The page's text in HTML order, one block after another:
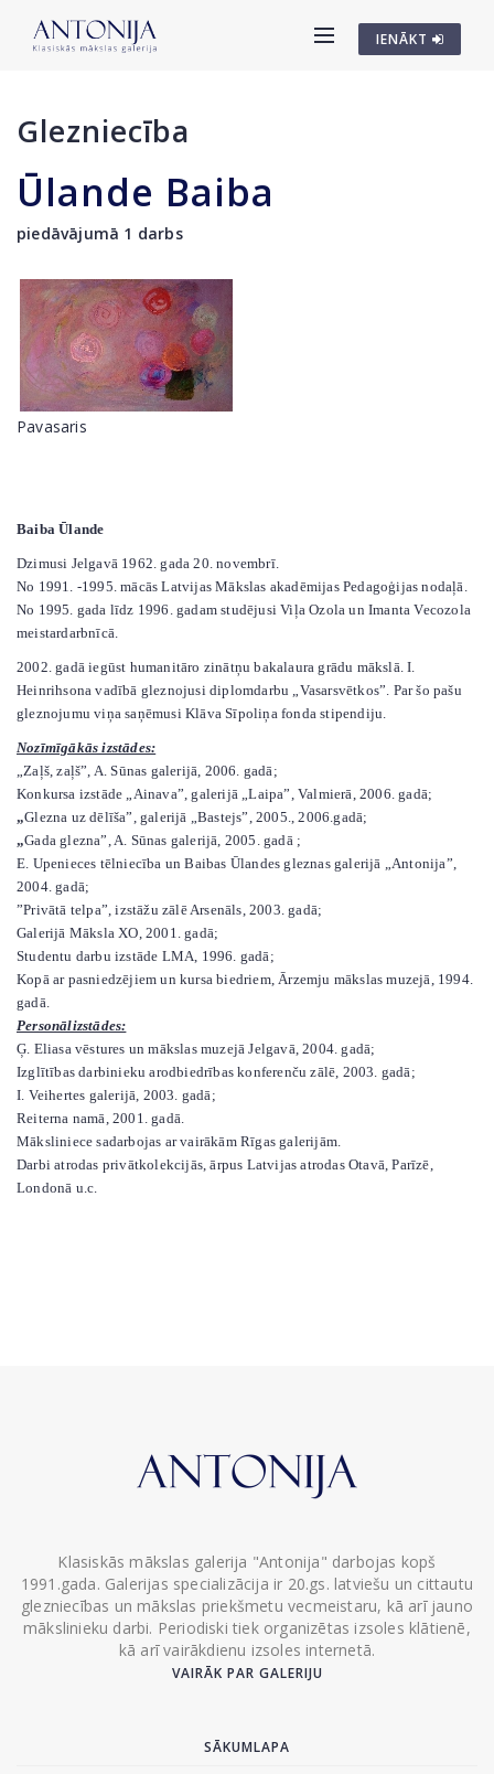
IENĀKT
Glezniecība
Ūlande Baiba
piedāvājumā 1 darbs
Pavasaris
Baiba Ūlande
Dzimusi Jelgavā 1962. gada 20. novembrī.
No 1991. -1995. mācās Latvijas Mākslas akadēmijas Pedagoģijas nodaļā.
No 1995. gada līdz 1996. gadam studējusi Viļa Ozola un Imanta Vecozola
meistardarbnīcā.
2002. gadā iegūst humanitāro zinātņu bakalaura grādu mākslā. I.
Heinrihsona vadībā gleznojusi diplomdarbu „Vasarsvētkos”. Par šo pašu
gleznojumu viņa saņēmusi Klāva Sīpoliņa fonda stipendiju.
Nozīmīgākās izstādes:
„Zaļš, zaļš”, A. Sūnas galerijā, 2006. gadā;
Konkursa izstāde „Ainava”, galerijā „Laipa”, Valmierā, 2006. gadā;
„Glezna uz dēlīša”, galerijā „Bastejs”, 2005., 2006.gadā;
„Gada glezna”, A. Sūnas galerijā, 2005. gadā ;
E. Upenieces tēlniecība un Baibas Ūlandes gleznas galerijā „Antonija”,
2004. gadā;
”Privātā telpa”, izstāžu zālē Arsenāls, 2003. gadā;
Galerijā Māksla XO, 2001. gadā;
Studentu darbu izstāde LMA, 1996. gadā;
Kopā ar pasniedzējiem un kursa biedriem, Ārzemju mākslas muzejā, 1994.
gadā.
Personālizstādes:
Ģ. Eliasa vēstures un mākslas muzejā Jelgavā, 2004. gadā;
Izglītības darbinieku arodbiedrības konferenču zālē, 2003. gadā;
I. Veihertes galerijā, 2003. gadā;
Reiterna namā, 2001. gadā.
Māksliniece sadarbojas ar vairākām Rīgas galerijām.
Darbi atrodas privātkolekcijās, ārpus Latvijas atrodas Otavā, Parīzē,
Londonā u.c.
Klasiskās mākslas galerija "Antonija" darbojas kopš
1991.gada. Galerijas specializācija ir 20.gs. latviešu un cittautu
glezniecības un mākslas priekšmetu vecmeistaru, kā arī jauno
mākslinieku darbi. Periodiski tiek organizētas izsoles klātienē,
kā arī vairākdienu izsoles internetā.
VAIRĀK PAR GALERIJU
SĀKUMLAPA